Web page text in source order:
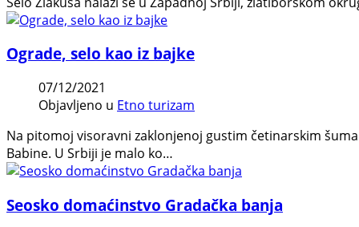
Ograde, selo kao iz bajke
07/12/2021
Objavljeno u Etno turizam
Na pitomoj visoravni zaklonjenoj gustim četinarskim
Babine. U Srbiji je malo ko…
Seosko domaćinstvo Gradačka banja